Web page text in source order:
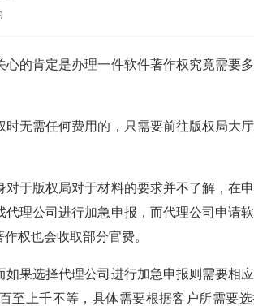
的肯定是办理一件软件著作权究竟需要
无需任何费用的，只需要前往版权局大
于版权局对于材料的要求并不了解，在
理公司进行加急申报，而代理公司申请
权也会收取部分官费。
果选择代理公司进行加急申报则需要相
至上千不等，具体需要根据客户所需要